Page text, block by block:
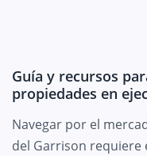
Guía y recursos
propiedades en
Navegar por el
del Garrison requiere